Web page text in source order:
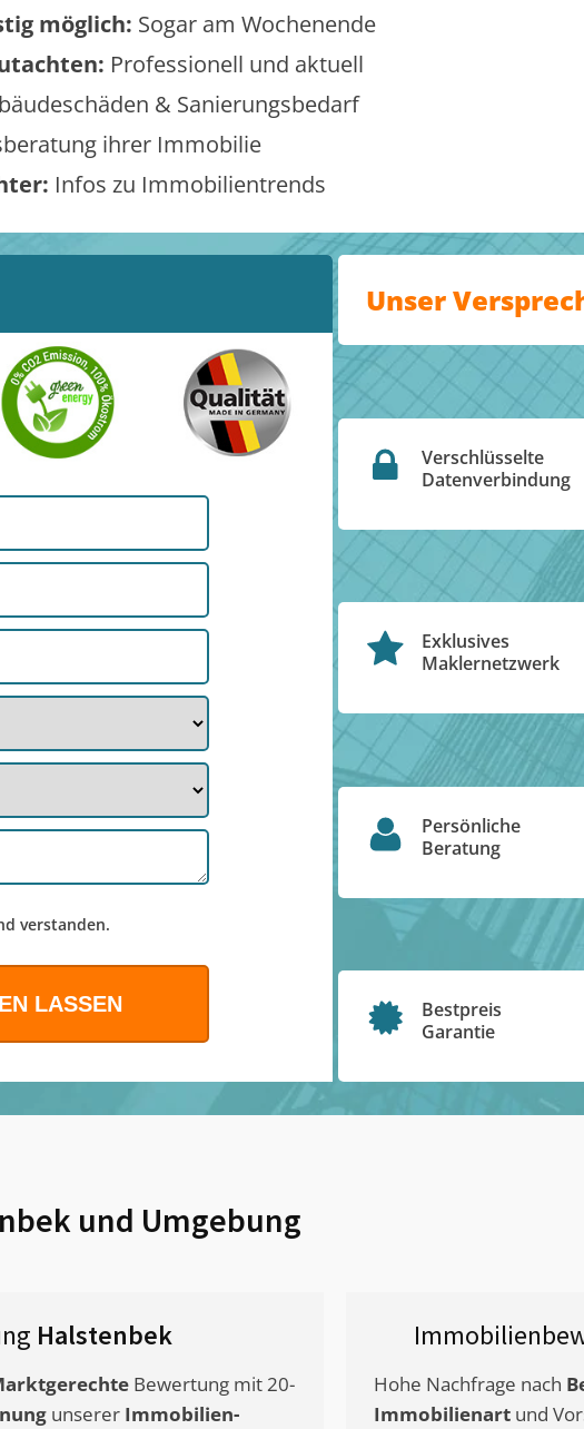
möglich: Sogar am Wochenende
Professionell und aktuell
& Sanierungsbedarf
ihrer Immobilie
Infos zu Immobilientrends
verstanden.
Unser
Verschlüsselte
Datenverbindung
Exklusives
Maklernetzwerk
Persönliche
Beratung
Bestpreis
Garantie
und Umgebung
Halstenbek
Bewertung mit 20-
unserer Immobilien-
Hohe Nachfrage nach
Immobilienart und